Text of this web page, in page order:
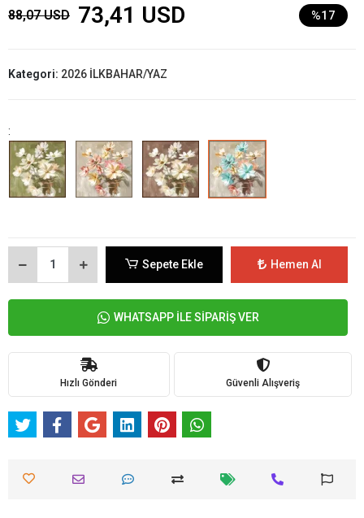
88,07 USD 73,41 USD %17
Kategori: 2026 İLKBAHAR/YAZ
:
Sepete Ekle Hemen Al
WHATSAPP İLE SİPARİŞ VER
Hızlı Gönderi Güvenli Alışveriş